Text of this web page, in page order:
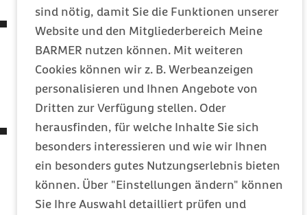
sind nötig, damit Sie die Funktionen unserer
Website und den Mitgliederbereich Meine
BARMER nutzen können. Mit weiteren
Cookies können wir z. B. Werbeanzeigen
personalisieren und Ihnen Angebote von
Dritten zur Verfügung stellen. Oder
herausfinden, für welche Inhalte Sie sich
besonders interessieren und wie wir Ihnen
ein besonders gutes Nutzungserlebnis bieten
können. Über "Einstellungen ändern" können
Sie Ihre Auswahl detailliert prüfen und
Betreuung von pflegebedürftigen
Minderjährigen:
Betreuung eines minderjährigen
pflegebedürftigen nahen Angehörigen in
häuslicher oder außerhäuslicher Umgebung.
Begleitung in der letzten Lebensphase
("Sterbebegleitung"):
Begleitung einer/s nahen Angehörigen, wenn
dieser/diese an einer Erkrankung leidet, die
progredient verläuft und bereits ein weit